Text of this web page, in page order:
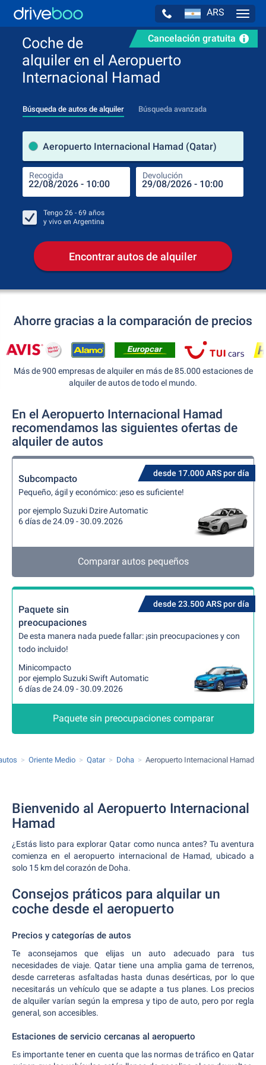
ARS
Cancelación gratuita
Coche de
alquiler en el Aeropuerto
Internacional Hamad
Búsqueda de autos de alquiler Búsqueda avanzada
Aeropuerto Internacional Hamad (Qatar)
Recogida Devolución
Tengo 26 - 69 años
y vivo en Argentina
Encontrar autos de alquiler
Ahorre gracias a la comparación de precios
Más de 900 empresas de alquiler en más de 85.000 estaciones de
alquiler de autos de todo el mundo.
En el Aeropuerto Internacional Hamad
recomendamos las siguientes ofertas de
alquiler de autos
desde 17.000 ARS por día
Subcompacto
Pequeño, ágil y económico: ¡eso es suficiente!
por ejemplo Suzuki Dzire Automatic
6 días de 24.09 - 30.09.2026
Comparar autos pequeños
desde 23.500 ARS por día
Paquete sin
preocupaciones
De esta manera nada puede fallar: ¡sin preocupaciones y con
todo incluido!
Minicompacto
por ejemplo Suzuki Swift Automatic
6 días de 24.09 - 30.09.2026
Paquete sin preocupaciones comparar
Oriente Medio Qatar Doha Aeropuerto Internacional Hamad
Bienvenido al Aeropuerto Internacional
Hamad
¿Estás listo para explorar Qatar como nunca antes? Tu aventura
comienza en el aeropuerto internacional de Hamad, ubicado a
solo 15 km del corazón de Doha.
Consejos práticos para alquilar un
coche desde el aeropuerto
Precios y categorías de autos
Te aconsejamos que elijas un auto adecuado para tus
necesidades de viaje. Qatar tiene una amplia gama de terrenos,
desde carreteras asfaltadas hasta dunas desérticas, por lo que
necesitarás un vehículo que se adapte a tus planes. Los precios
de alquiler varían según la empresa y tipo de auto, pero por regla
general, son accesibles.
Estaciones de servicio cercanas al aeropuerto
Es importante tener en cuenta que las normas de tráfico en Qatar